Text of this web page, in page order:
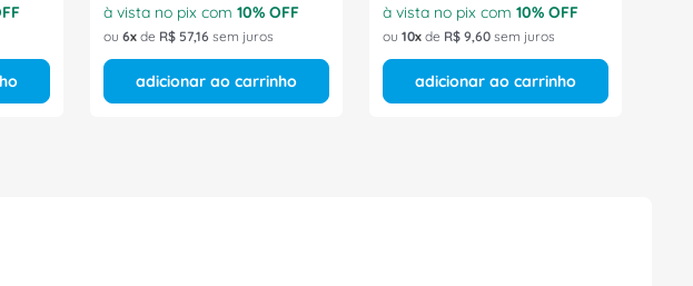
à vista no pix com 10% OFF
ou 6 de R$ 57,16 sem juros
adicionar ao carrinho
à vista no pix com 10% OFF
ou 10 de R$ 9,60 sem juros
adicionar ao carrinho